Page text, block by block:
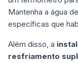
Mantenha a água
específicas que
Além disso, a
resfriamento